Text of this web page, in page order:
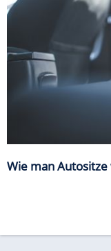
Wie man